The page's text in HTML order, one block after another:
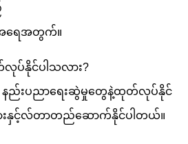
ရေအတွက်။
ပ်နိုင်ပါသလား?
၊ နည်းပညာရေးဆွဲမှုတွေနဲ့ထုတ်လုပ်နိုင်
ားနှင့်လ်တာတည်ဆောက်နိုင်ပါတယ်။